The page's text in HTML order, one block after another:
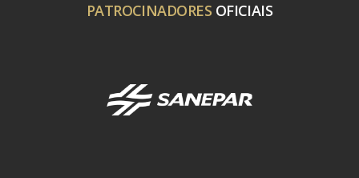
PATROCINADORES OFICIAIS